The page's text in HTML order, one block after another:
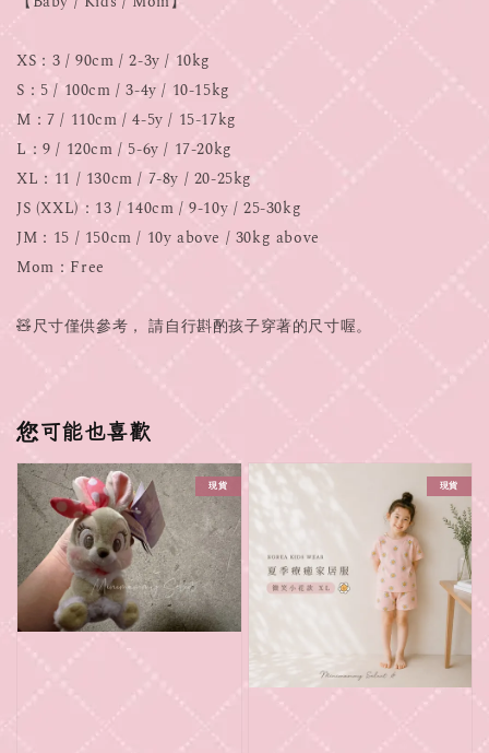
XS：3 / 90cm / 2-3y / 10kg
S：5 / 100cm / 3-4y / 10-15kg
M：7 / 110cm / 4-5y / 15-17kg
L：9 / 120cm / 5-6y / 17-20kg
XL：11 / 130cm / 7-8y / 20-25kg
JS (XXL)：13 / 140cm / 9-10y / 25-30kg
JM：15 / 150cm / 10y above / 30kg above
Mom：Free
🧸尺寸僅供參考， 請自行斟酌孩子穿著的尺寸喔。
您可能也喜歡
現貨 現貨